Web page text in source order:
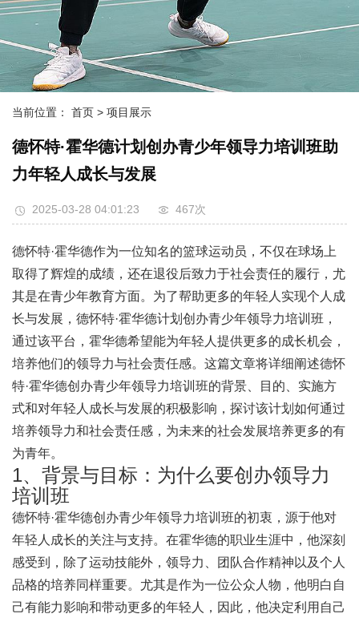
当前位置： 首页 > 项目展示
德怀特·霍华德计划创办青少年领导力培训班助
力年轻人成长与发展
2025-03-28 04:01:23 467次
德怀特·霍华德作为一位知名的篮球运动员，不仅在球场上
取得了辉煌的成绩，还在退役后致力于社会责任的履行，尤
其是在青少年教育方面。为了帮助更多的年轻人实现个人成
长与发展，德怀特·霍华德计划创办青少年领导力培训班，
通过该平台，霍华德希望能为年轻人提供更多的成长机会，
培养他们的领导力与社会责任感。这篇文章将详细阐述德怀
特·霍华德创办青少年领导力培训班的背景、目的、实施方
式和对年轻人成长与发展的积极影响，探讨该计划如何通过
培养领导力和社会责任感，为未来的社会发展培养更多的有
为青年。
1、背景与目标：为什么要创办领导力
培训班
德怀特·霍华德创办青少年领导力培训班的初衷，源于他对
年轻人成长的关注与支持。在霍华德的职业生涯中，他深刻
感受到，除了运动技能外，领导力、团队合作精神以及个人
品格的培养同样重要。尤其是作为一位公众人物，他明白自
己有能力影响和带动更多的年轻人，因此，他决定利用自己